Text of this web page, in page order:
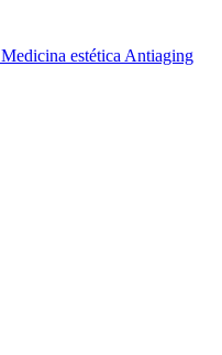
Medicina estética Antiaging